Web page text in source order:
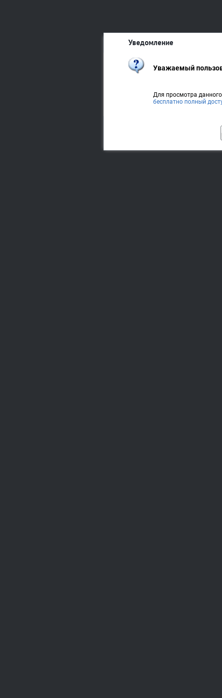
Уведомление
Уважаемый
Для просмотра
бесплатно полный